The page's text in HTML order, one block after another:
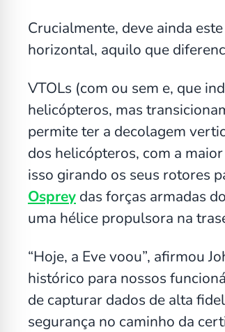
Crucialmente, deve ainda
horizontal, aquilo que
VTOLs (com ou sem e, que
helicópteros, mas
permite ter a decolagem
dos helicópteros, com a
isso girando os seus rotores
Osprey das forças armadas
uma hélice propulsora na
“Hoje, a Eve voou”, afirmou
histórico para nossos
de capturar dados de alta
segurança no caminho da